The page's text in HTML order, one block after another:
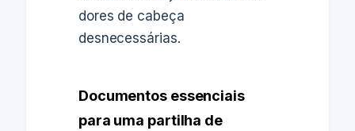
dores de cabeça
desnecessárias.
Documentos essenciais
para uma partilha de